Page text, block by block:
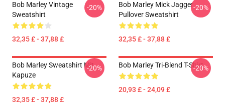
Bob Marley Vintage
Sweatshirt
32,35 £ - 37,88 £
-20%
Bob Marley Mick Jagger
Pullover Sweatshirt
32,35 £ - 37,88 £
-20%
Bob Marley Sweatshirt Mit
Kapuze
32,35 £ - 37,88 £
-20% Bob Marley Tri-Blend T-Shirt
20,93 £ - 24,09 £
-20%